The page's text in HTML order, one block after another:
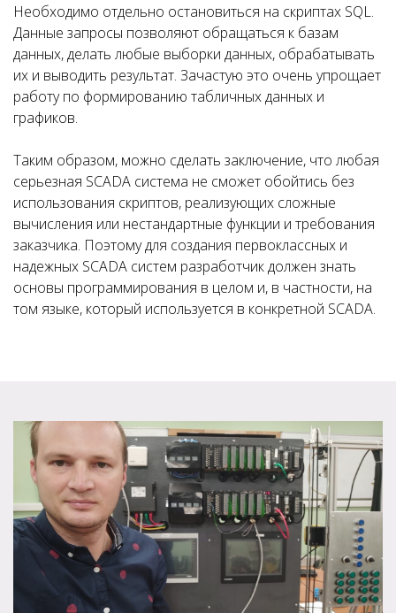
Необходимо отдельно остановиться на скриптах SQL.
Данные запросы позволяют обращаться к базам
данных, делать любые выборки данных, обрабатывать
их и выводить результат. Зачастую это очень упрощает
работу по формированию табличных данных и
графиков.
Таким образом, можно сделать заключение, что любая
серьезная SCADA система не сможет обойтись без
использования скриптов, реализующих сложные
вычисления или нестандартные функции и требования
заказчика. Поэтому для создания первоклассных и
надежных SCADA систем разработчик должен знать
основы программирования в целом и, в частности, на
том языке, который используется в конкретной SCADA.